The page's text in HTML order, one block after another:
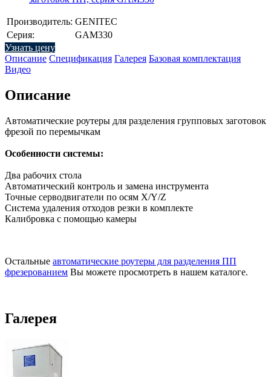
Производитель: GENITEC
Серия:
GAM330
Узнать цену
Описание Спецификация Галерея Базовая комплектация
Видео
Описание
Автоматические роутеры для разделения групповых заготовок
фрезой по перемычкам
Особенности системы:
Два рабочих стола
Автоматический контроль и замена инструмента
Точные серводвигатели по осям X/Y/Z
Система удаления отходов резки в комплекте
Калибровка с помощью камеры
Остальные автоматические роутеры для разделения ПП
фрезерованием Вы можете просмотреть в нашем каталоге.
Галерея